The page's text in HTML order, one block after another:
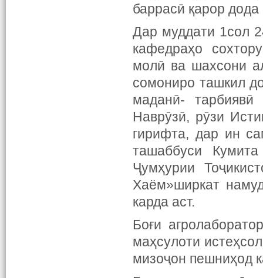
баррасӣ қарор
Дар муддати 1сол
кафедраҳо
молӣ ва шахсони
сомониро ташкил
маданӣ-
Наврӯзӣ, рӯзи
гирифта, дар ин
ташаббуси
Ҷумҳурии
Хаём»ширкат
карда аст.
Боғи
маҳсулоти
мизоҷон пешниҳод